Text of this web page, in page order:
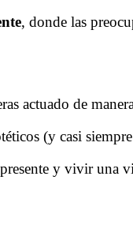
, donde las
actuado de
(y casi
y vivir una